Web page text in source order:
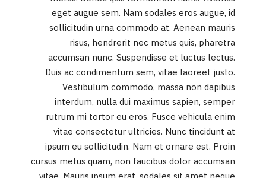
eget augue sem. Nam sodales eros augue, id
sollicitudin urna commodo at. Aenean mauris
risus, hendrerit nec metus quis, pharetra
accumsan nunc. Suspendisse et luctus lectus.
Duis ac condimentum sem, vitae laoreet justo.
Vestibulum commodo, massa non dapibus
interdum, nulla dui maximus sapien, semper
rutrum mi tortor eu eros. Fusce vehicula enim
vitae consectetur ultricies. Nunc tincidunt at
ipsum eu sollicitudin. Nam et ornare est. Proin
cursus metus quam, non faucibus dolor accumsan